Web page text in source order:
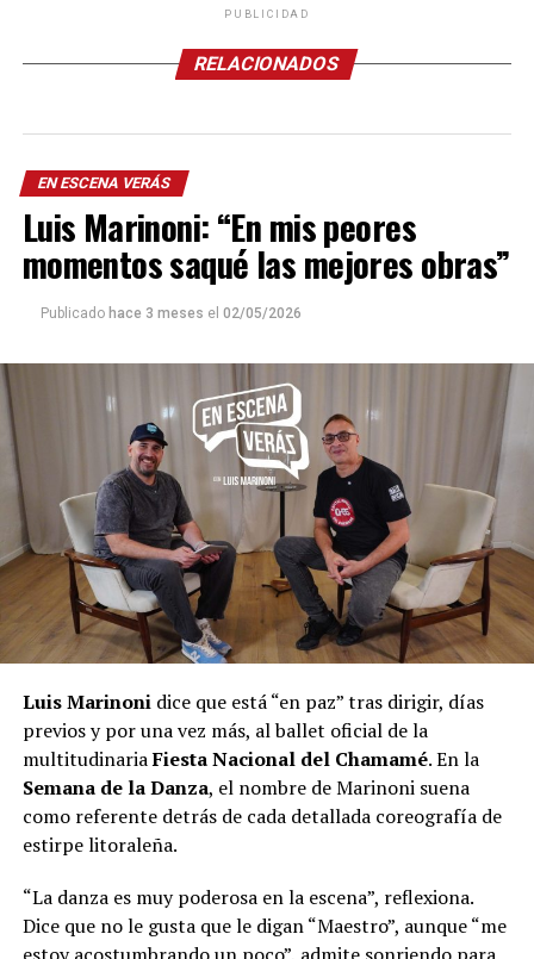
PUBLICIDAD
RELACIONADOS
EN ESCENA VERÁS
Luis Marinoni: “En mis peores
momentos saqué las mejores obras”
Publicado hace 3 meses el 02/05/2026
Luis Marinonidice que está “en paz” tras dirigir, días
previos y por una vez más, al ballet oficial de la
multitudinariaFiesta Nacional del Chamamé. En la
Semana de la Danza, el nombre de Marinoni suena
como referente detrás de cada detallada coreografía de
estirpe litoraleña.
“La danza es muy poderosa en la escena”, reflexiona.
Dice que no le gusta que le digan “Maestro”, aunque “me
estoy acostumbrando un poco”, admite sonriendo para